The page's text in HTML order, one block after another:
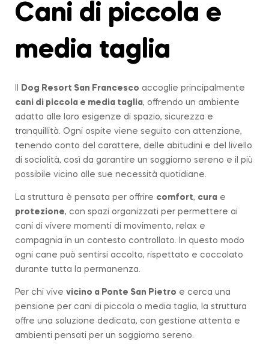
Cani di piccola e
media taglia
Dog Resort San Francesco accoglie principalmente
cani di piccola e media taglia, offrendo un ambiente
adatto alle loro esigenze di spazio, sicurezza e
tranquillità. Ogni ospite viene seguito con attenzione,
tenendo conto del carattere, delle abitudini e del livello
di socialità, così da garantire un soggiorno sereno e il più
possibile vicino alle sue necessità quotidiane.
La struttura è pensata per offrire comfort, cura e
protezione, con spazi organizzati per permettere ai
cani di vivere momenti di movimento, relax e
compagnia in un contesto controllato. In questo modo
ogni cane può sentirsi accolto, rispettato e coccolato
durante tutta la permanenza.
Per chi vive vicino a Ponte San Pietro e cerca una
pensione per cani di piccola o media taglia, la struttura
offre una soluzione dedicata, con gestione attenta e
ambienti pensati per un soggiorno sereno.